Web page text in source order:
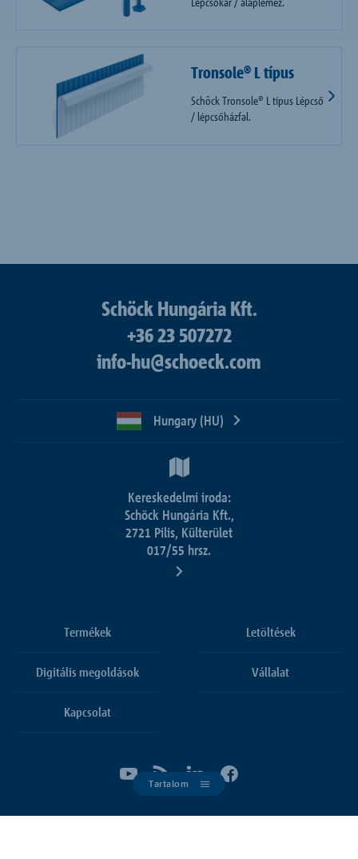
Tronsole® L típus
Schöck Tronsole® L típus Lépcső
/ lépcsőházfal.
Schöck Hungária Kft.
+36 23 507272
info-hu@schoeck.com
Hungary (HU)
Kereskedelmi iroda:
Schöck Hungária Kft.,
2721 Pilis, Külterület
017/55 hrsz.
Termékek Letöltések
Digitális megoldások Vállalat
Kapcsolat
Tartalom